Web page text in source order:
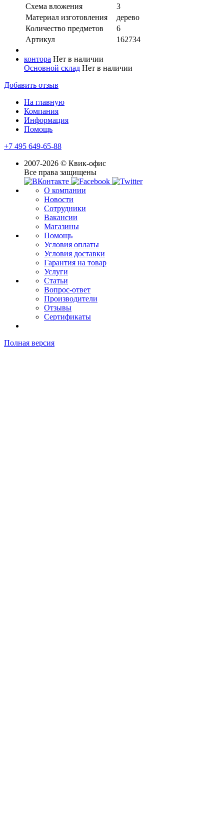
Схема вложения
3
Материал изготовления
дерево
Количество предметов
6
Артикул
162734
контора Нет в наличии
Основной склад Нет в наличии
Добавить отзыв
На главную
Компания
Информация
Помощь
+7 495 649-65-88
2007-2026 © Квик-офис
Все права защищены
О компании
Новости
Сотрудники
Вакансии
Магазины
Помощь
Условия оплаты
Условия доставки
Гарантия на товар
Услуги
Статьи
Вопрос-ответ
Производители
Отзывы
Сертификаты
Полная версия